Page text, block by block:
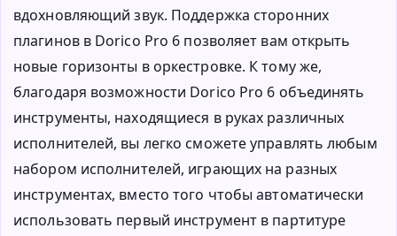
вдохновляющий звук. Поддержка сторонних
плагинов в Dorico Pro 6 позволяет вам открыть
новые горизонты в оркестровке. К тому же,
благодаря возможности Dorico Pro 6 объединять
инструменты, находящиеся в руках различных
исполнителей, вы легко сможете управлять любым
набором исполнителей, играющих на разных
инструментах, вместо того чтобы автоматически
использовать первый инструмент в партитуре